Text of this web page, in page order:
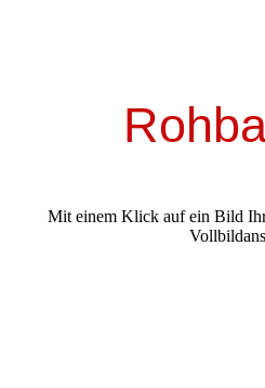
Mit einem Klick auf ein Bild